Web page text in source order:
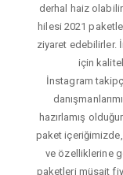
derhal haiz
hilesi 2021
ziyaret edebilirler.
için
İnstagram
hazırlamış
paket içeriğimizde,
ve özelliklerine
paketleri müsait